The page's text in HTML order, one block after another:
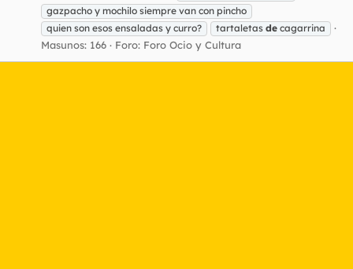
gazpacho y mochilo siempre van con pincho
quien son esos ensaladas y curro?
tartaletas de cagarrina
Masunos: 166 Foro: Foro Ocio y Cultura